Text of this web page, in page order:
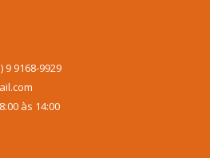
9 9168-9929
às 14:00